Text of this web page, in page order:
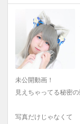
未公開動画！
見えちゃってる秘密
写真だけじゃなくて